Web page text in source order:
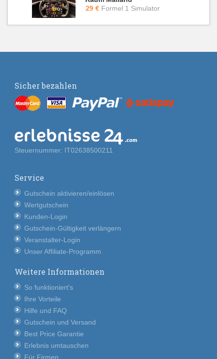
29 € Formel 1 Simulator
Sicher bezahlen
Steuernummer: IT02638500211
Service
Gutschein aktivieren/einlösen
Wertgutschein
Kunden-Login
Gutschein-Gültigkeit verlängern
Veranstalter-Login
Unser Affiliate-Programm
Weitere Informationen
So funktioniert's
Ihre Vorteile
Hilfe und FAQ
Gutschein und Versand
Best Price Garantie
Erlebnis umtauschen
Für Firmen